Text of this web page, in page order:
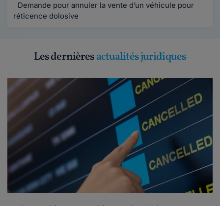
Demande pour annuler la vente d’un véhicule pour
réticence dolosive
Les dernièresactualités juridiques